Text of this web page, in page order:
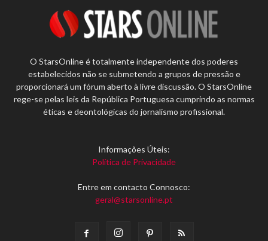
O StarsOnline é totalmente independente dos poderes
estabelecidos não se submetendo a grupos de pressão e
proporcionará um fórum aberto à livre discussão. O StarsOnline
rege-se pelas leis da República Portuguesa cumprindo as normas
éticas e deontológicas do jornalismo profissional.
Informações Úteis:
Política de Privacidade
Entre em contacto Connosco:
geral@starsonline.pt